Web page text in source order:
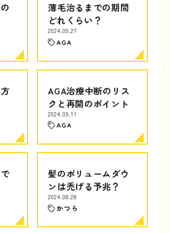
薄毛治るまでの期間
どれくらい？
2024.09.27
AGA
AGA治療中断のリス
クと再開のポイント
2024.09.11
AGA
髪のボリュームダウ
ンは禿げる予兆？
2024.08.28
かつら